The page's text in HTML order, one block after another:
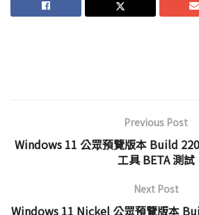
Previous Post
Windows 11 公眾預覽版本 Build
工具 BETA 測試
Next Post
Windows 11 Nickel 公眾預覽版本